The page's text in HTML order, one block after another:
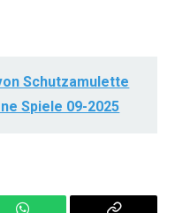
Schutzamulette
Spiele 09-2025